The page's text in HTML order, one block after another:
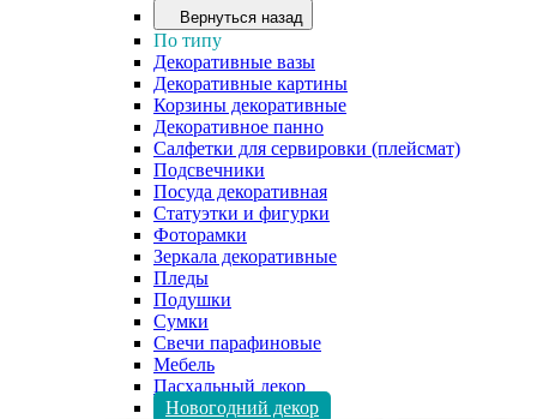
Вернуться назад
По типу
Декоративные вазы
Декоративные картины
Корзины декоративные
Декоративное панно
Салфетки для сервировки (плейсмат)
Подсвечники
Посуда декоративная
Статуэтки и фигурки
Фоторамки
Зеркала декоративные
Пледы
Подушки
Сумки
Свечи парафиновые
Мебель
Пасхальный декор
Новогодний декор